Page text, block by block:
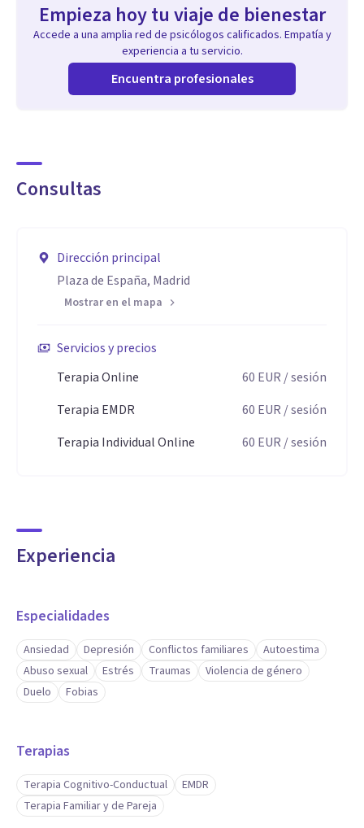
Dependencia Emocional
Aptitudes
Humana
Acogedora
Empieza hoy tu viaje de bienestar
Accede a una amplia red de psicólogos calificados. Empatía y
experiencia a tu servicio.
Encuentra profesionales
Consultas
Dirección principal
Plaza de España, Madrid
Mostrar en el mapa
Servicios y precios
Terapia Online
60 EUR / sesión
Terapia EMDR
60 EUR / sesión
Terapia Individual Online
60 EUR / sesión
Experiencia
Especialidades
Ansiedad Depresión Conflictos familiares
Autoestima
Abuso sexual
Estrés Traumas
Violencia de género
Duelo
Fobias
Terapias
Terapia Cognitivo-Conductual
EMDR
Terapia Familiar y de Pareja